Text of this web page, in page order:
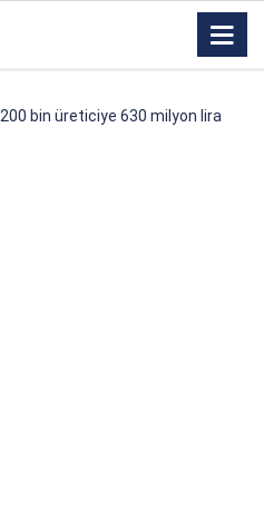
200 bin üreticiye 630 milyon lira